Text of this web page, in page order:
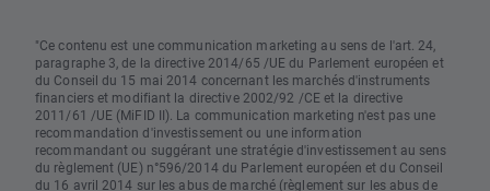
"Ce contenu est une communication marketing au sens de l'art. 24,
paragraphe 3, de la directive 2014/65 /UE du Parlement européen et
du Conseil du 15 mai 2014 concernant les marchés d'instruments
financiers et modifiant la directive 2002/92 /CE et la directive
2011/61 /UE (MiFID II). La communication marketing n'est pas une
recommandation d'investissement ou une information
recommandant ou suggérant une stratégie d'investissement au sens
du règlement (UE) n°596/2014 du Parlement européen et du Conseil
du 16 avril 2014 sur les abus de marché (règlement sur les abus de